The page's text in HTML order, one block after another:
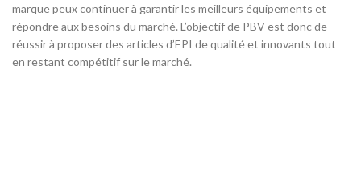
marque peux continuer à garantir les meilleurs équipements et
répondre aux besoins du marché. L’objectif de PBV est donc de
réussir à proposer des articles d’EPI de qualité et innovants tout
en restant compétitif sur le marché.